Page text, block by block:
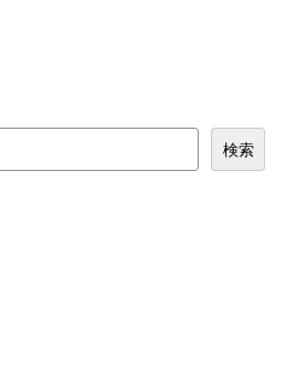
検索